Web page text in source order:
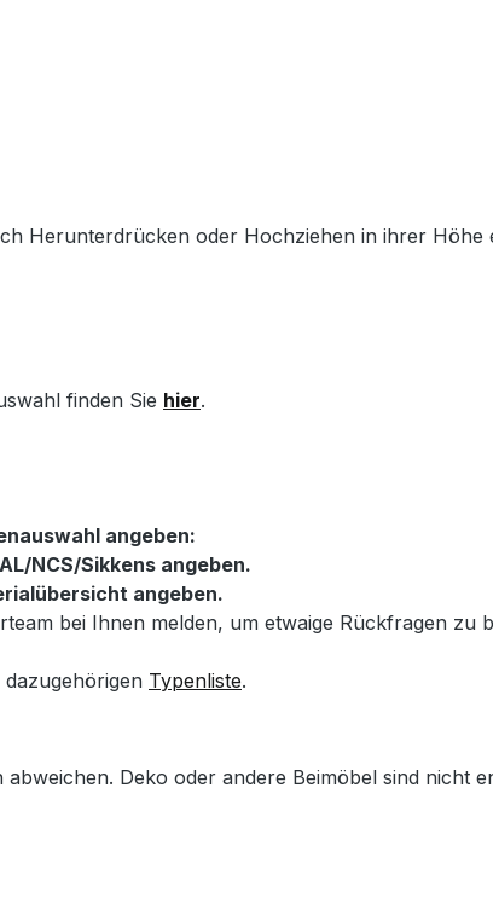
Herunterdrücken oder Hochziehen in ihrer
finden Sie hier.
angeben:
NCS/Sikkens angeben.
angeben.
bei Ihnen melden, um etwaige Rückfragen zu
Typenliste.
Deko oder andere Beimöbel sind nicht